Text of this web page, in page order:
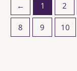
← 1 2
8 9 10